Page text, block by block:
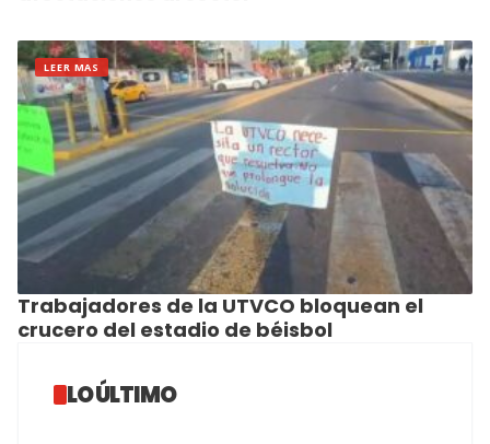
LEER MAS
Trabajadores de la UTVCO bloquean el
crucero del estadio de béisbol
LO ÚLTIMO